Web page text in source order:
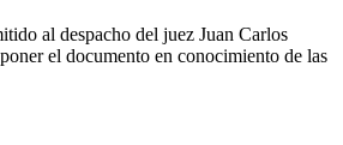
al despacho del juez Juan Carlos
el documento en conocimiento de las